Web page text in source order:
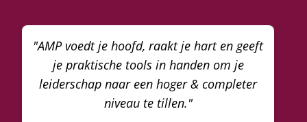
"AMP voedt je hoofd, raakt je hart en geeft
je praktische tools in handen om je
leiderschap naar een hoger & completer
niveau te tillen."